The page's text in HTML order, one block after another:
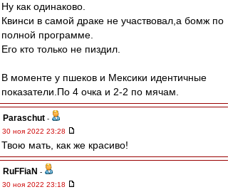
Ну как одинаково.
Квинси в самой драке не участвовал,а бомж по
полной программе.
Его кто только не пиздил.
В моменте у пшеков и Мексики идентичные
показатели.По 4 очка и 2-2 по мячам.
Paraschut -
30 ноя 2022 23:28
Твою мать, как же красиво!
RuFFiaN -
30 ноя 2022 23:18